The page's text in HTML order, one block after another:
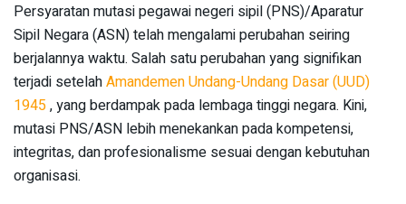
Persyaratan mutasi pegawai negeri sipil (PNS)/Aparatur
Sipil Negara (ASN) telah mengalami perubahan seiring
berjalannya waktu. Salah satu perubahan yang signifikan
terjadi setelahAmandemen Undang-Undang Dasar (UUD)
1945, yang berdampak pada lembaga tinggi negara. Kini,
mutasi PNS/ASN lebih menekankan pada kompetensi,
integritas, dan profesionalisme sesuai dengan kebutuhan
organisasi.